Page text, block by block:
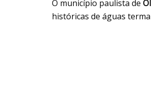
O município paulista de
históricas de águas